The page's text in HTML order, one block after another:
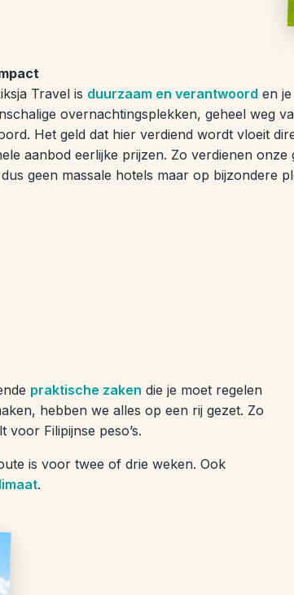
Travel is duurzaam en verantwoord en
overnachtingsplekken, geheel weg
Het geld dat hier verdiend wordt vloeit
aanbod eerlijke prijzen. Zo verdienen
geen massale hotels maar op bijzondere
praktische zaken die je moet regelen
hebben we alles op een rij gezet. Zo
voor Filipijnse peso’s.
is voor twee of drie weken. Ook
.